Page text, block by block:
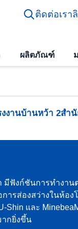
ติดต่อเรา
ผลิตภัณฑ์
งงานบ้านหว้า 2สำนั
ฟังก์ชันการทำงาน
การส่องสว่างในห้อ
Shin และ
กยิ่งขึ้น